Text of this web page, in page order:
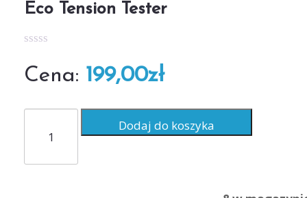
Eco Tension Tester
na
5
199,00zł
Tester
Dodaj do koszyka